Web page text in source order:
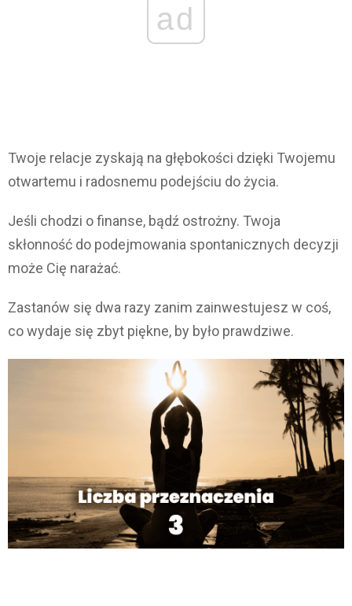
ad
Twoje relacje zyskają na głębokości dzięki Twojemu
otwartemu i radosnemu podejściu do życia.
Jeśli chodzi o finanse, bądź ostrożny. Twoja
skłonność do podejmowania spontanicznych decyzji
może Cię narażać.
Zastanów się dwa razy zanim zainwestujesz w coś,
co wydaje się zbyt piękne, by było prawdziwe.